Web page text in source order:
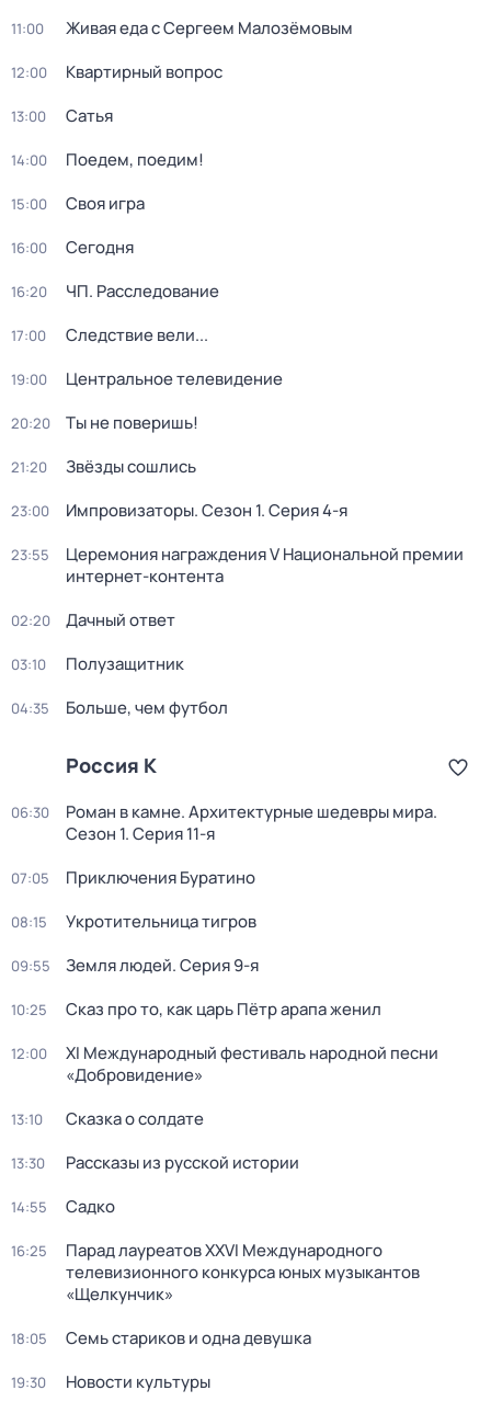
11:00 Живая еда с Сергеем Малозёмовым
12:00 Квартирный вопрос
13:00 Сатья
14:00 Поедем, поедим!
15:00 Своя игра
16:00 Сегодня
16:20 ЧП. Расследование
17:00 Следствие вели...
19:00 Центральное телевидение
20:20 Ты не поверишь!
21:20 Звёзды сошлись
23:00 Импровизаторы. Сезон 1. Серия 4-я
23:55
Церемония награждения V Национальной премии
интернет-контента
02:20 Дачный ответ
03:10 Полузащитник
04:35 Больше, чем футбол
Россия К
06:30 Роман в камне. Архитектурные шедевры мира.
Сезон 1. Серия 11-я
07:05 Приключения Буратино
08:15 Укротительница тигров
09:55 Земля людей. Серия 9-я
10:25 Сказ про то, как царь Пётр арапа женил
12:00
XI Международный фестиваль народной песни
«Добровидение»
13:10 Сказка о солдате
13:30 Рассказы из русской истории
14:55 Садко
16:25
Парад лауреатов XXVI Международного
телевизионного конкурса юных музыкантов
«Щелкунчик»
18:05 Семь стариков и одна девушка
19:30 Новости культуры